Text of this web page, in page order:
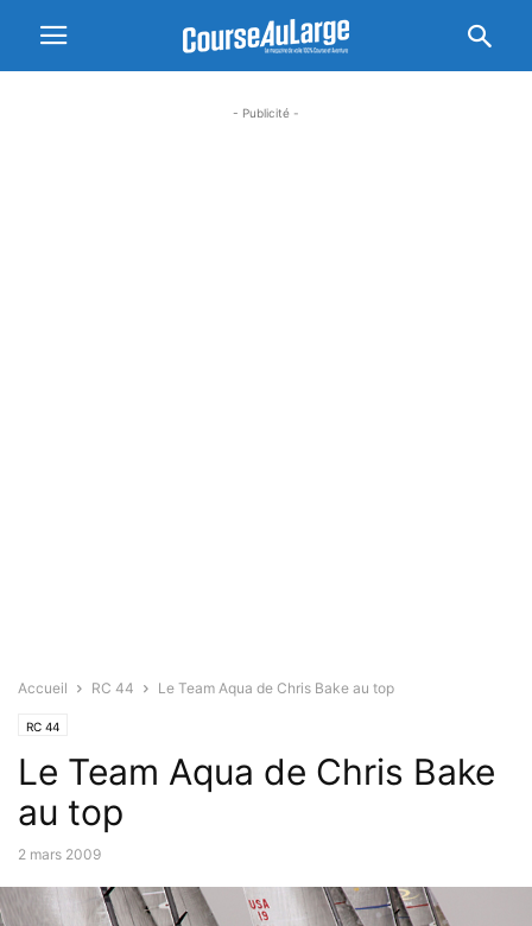
- Publicité -
Accueil RC 44 Le Team Aqua de Chris Bake au top
RC 44
Le Team Aqua de Chris Bake
au top
2 mars 2009